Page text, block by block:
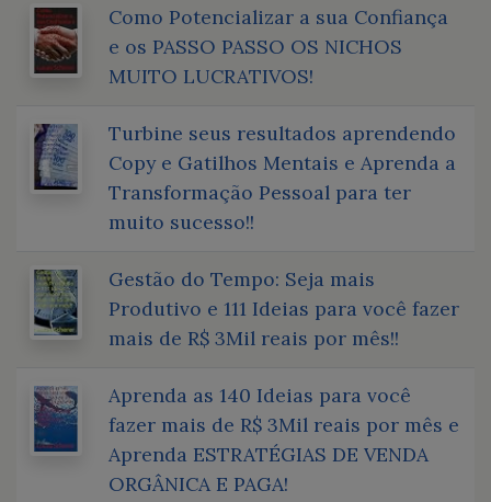
Como Potencializar a sua Confiança
e os PASSO PASSO OS NICHOS
MUITO LUCRATIVOS!
Turbine seus resultados aprendendo
Copy e Gatilhos Mentais e Aprenda a
Transformação Pessoal para ter
muito sucesso!!
Gestão do Tempo: Seja mais
Produtivo e 111 Ideias para você fazer
mais de R$ 3Mil reais por mês!!
Aprenda as 140 Ideias para você
fazer mais de R$ 3Mil reais por mês e
Aprenda ESTRATÉGIAS DE VENDA
ORGÂNICA E PAGA!